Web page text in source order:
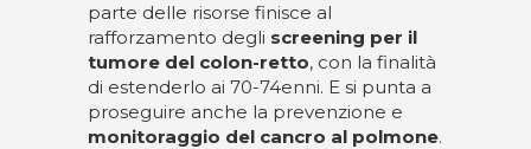
parte delle risorse finisce al
rafforzamento degli screening per il
tumore del colon-retto, con la finalità
di estenderlo ai 70-74enni. E si punta a
proseguire anche la prevenzione e
monitoraggio del cancro al polmone.